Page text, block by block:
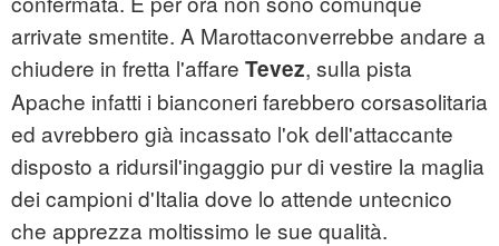
arrivate smentite. A Marottaconverrebbe andare a
chiudere in fretta l'affare Tevez, sulla pista
Apache infatti i bianconeri farebbero corsasolitaria
ed avrebbero già incassato l'ok dell'attaccante
disposto a ridursil'ingaggio pur di vestire la maglia
dei campioni d'Italia dove lo attende untecnico
che apprezza moltissimo le sue qualità.